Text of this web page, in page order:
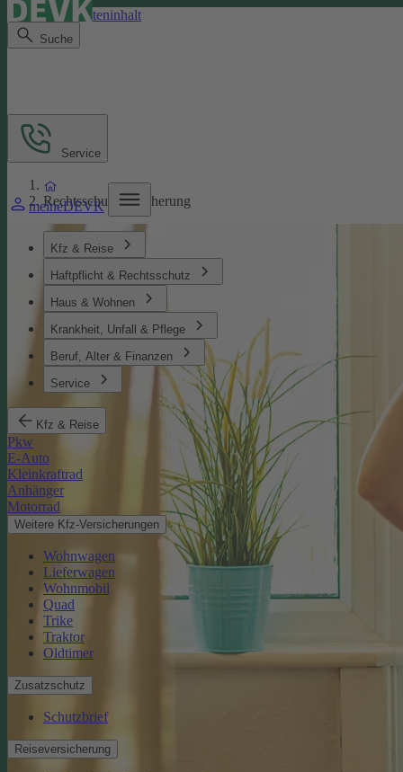
Direkt zum Seiteninhalt
Suche
meineDEVK
Kfz & Reise
Haftpflicht & Rechtsschutz
Haus & Wohnen
Krankheit, Unfall & Pflege
Beruf, Alter & Finanzen
Service
Kfz & Reise
Pkw
E-Auto
Kleinkraftrad
Anhänger
Motorrad
Weitere Kfz-Versicherungen
Wohnwagen
Lieferwagen
Wohnmobil
Quad
Trike
Traktor
Oldtimer
Zusatzschutz
Schutzbrief
Reiseversicherung
Service
Rechtsschutzversicherung